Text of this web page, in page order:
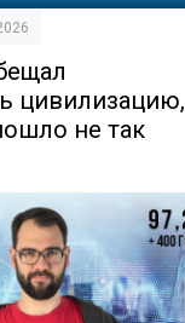
цивилизацию,
не так